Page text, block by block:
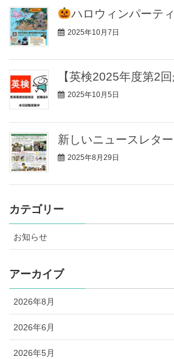
ハロウィンパーテ
2025年10月7日
【英検2025年度第2
2025年10月5日
新しいニュースレター
2025年8月29日
カテゴリー
お知らせ
アーカイブ
2026年8月
2026年6月
2026年5月